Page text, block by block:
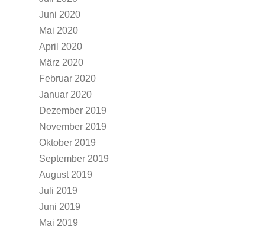
Juni 2020
Mai 2020
April 2020
März 2020
Februar 2020
Januar 2020
Dezember 2019
November 2019
Oktober 2019
September 2019
August 2019
Juli 2019
Juni 2019
Mai 2019